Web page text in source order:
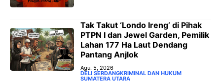
Tak Takut ‘Londo Ireng’ di Pihak
PTPN I dan Jewel Garden, Pemilik
Lahan 177 Ha Laut Dendang
Pantang Anjlok
Agu. 5, 2026
DELI SERDANGKRIMINAL DAN HUKUM
SUMATERA UTARA